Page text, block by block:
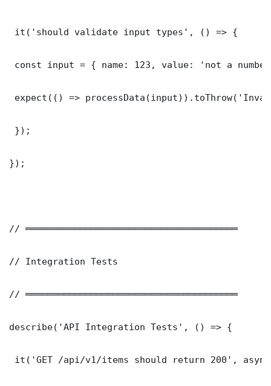
it('should validate input types', () => {
const input = { name: 123, value: 'not a
expect(() =>
});
});
// ═══════════════════════════════════════
// Integration Tests
// ═══════════════════════════════════════
describe('API Integration Tests', () => {
it('GET /api/v1/items should return 200',